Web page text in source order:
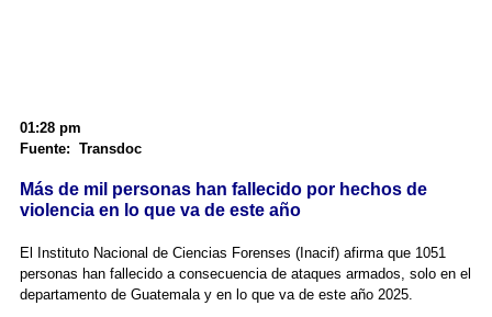
01:28 pm
Fuente: Transdoc
Más de mil personas han fallecido por hechos de
violencia en lo que va de este año
El Instituto Nacional de Ciencias Forenses (Inacif) afirma que 1051
personas han fallecido a consecuencia de ataques armados, solo en el
departamento de Guatemala y en lo que va de este año 2025.